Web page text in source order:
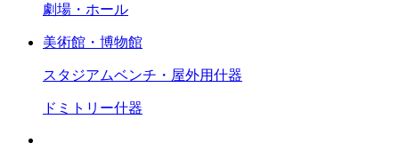
劇場・ホール
美術館・博物館
スタジアムベンチ・屋外用什器
ドミトリー什器